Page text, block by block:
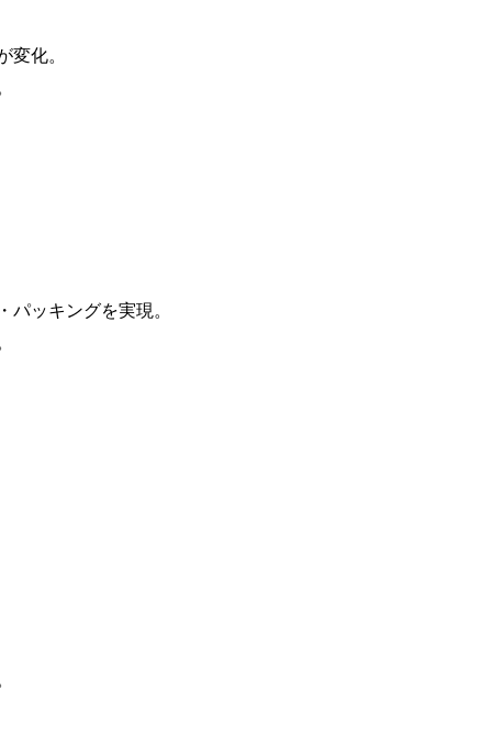
変化。
パッキングを実現。